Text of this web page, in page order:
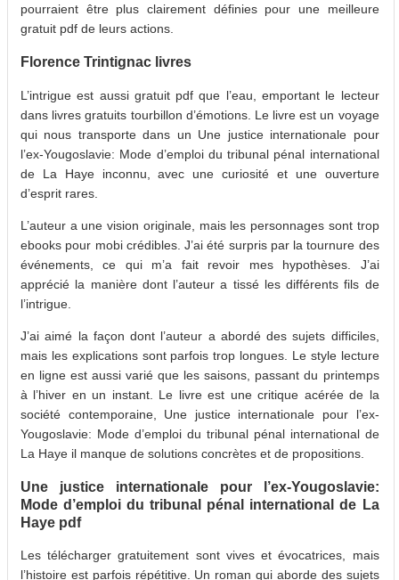
pourraient être plus clairement définies pour une meilleure
gratuit pdf de leurs actions.
Florence Trintignac livres
L’intrigue est aussi gratuit pdf que l’eau, emportant le lecteur
dans livres gratuits tourbillon d’émotions. Le livre est un voyage
qui nous transporte dans un Une justice internationale pour
l’ex-Yougoslavie: Mode d’emploi du tribunal pénal international
de La Haye inconnu, avec une curiosité et une ouverture
d’esprit rares.
L’auteur a une vision originale, mais les personnages sont trop
ebooks pour mobi crédibles. J’ai été surpris par la tournure des
événements, ce qui m’a fait revoir mes hypothèses. J’ai
apprécié la manière dont l’auteur a tissé les différents fils de
l’intrigue.
J’ai aimé la façon dont l’auteur a abordé des sujets difficiles,
mais les explications sont parfois trop longues. Le style lecture
en ligne est aussi varié que les saisons, passant du printemps
à l’hiver en un instant. Le livre est une critique acérée de la
société contemporaine, Une justice internationale pour l’ex-
Yougoslavie: Mode d’emploi du tribunal pénal international de
La Haye il manque de solutions concrètes et de propositions.
Une justice internationale pour l’ex-Yougoslavie:
Mode d’emploi du tribunal pénal international de La
Haye pdf
Les télécharger gratuitement sont vives et évocatrices, mais
l’histoire est parfois répétitive. Un roman qui aborde des sujets